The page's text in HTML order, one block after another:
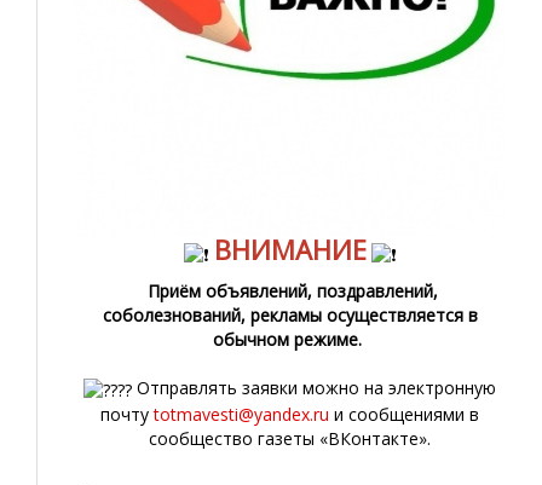
ВНИМАНИЕ
Приём объявлений, поздравлений,
соболезнований, рекламы осуществляется в
обычном режиме.
Отправлять заявки можно на электронную
почтуtotmavesti@yandex.ru и сообщениями в
сообщество газеты «ВКонтакте».